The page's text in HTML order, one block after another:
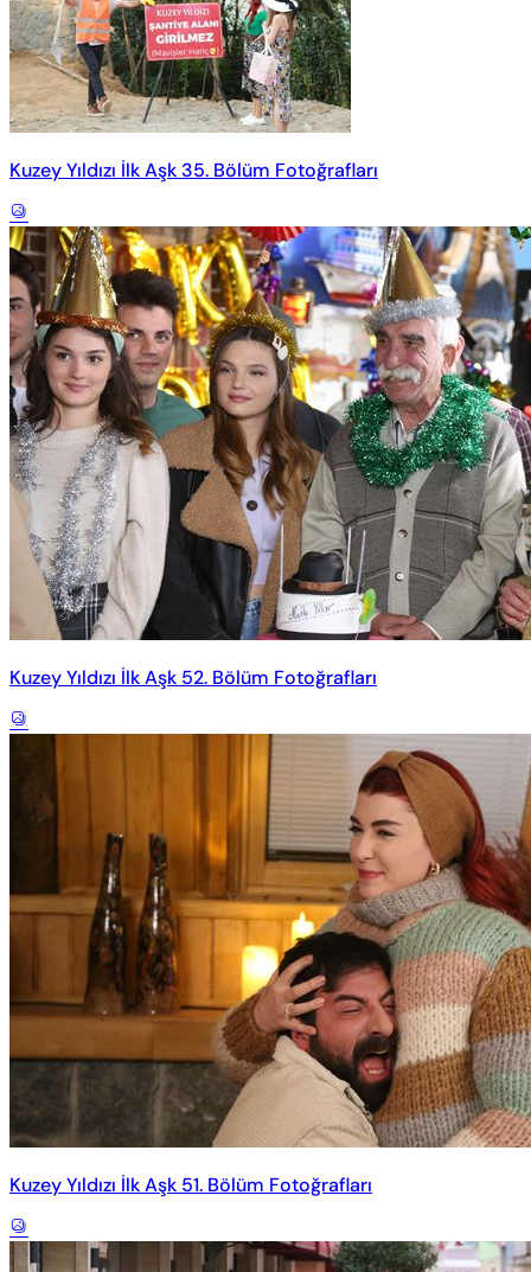
Kuzey Yıldızı İlk Aşk 35. Bölüm Fotoğrafları
Kuzey Yıldızı İlk Aşk 52. Bölüm Fotoğrafları
Kuzey Yıldızı İlk Aşk 51. Bölüm Fotoğrafları